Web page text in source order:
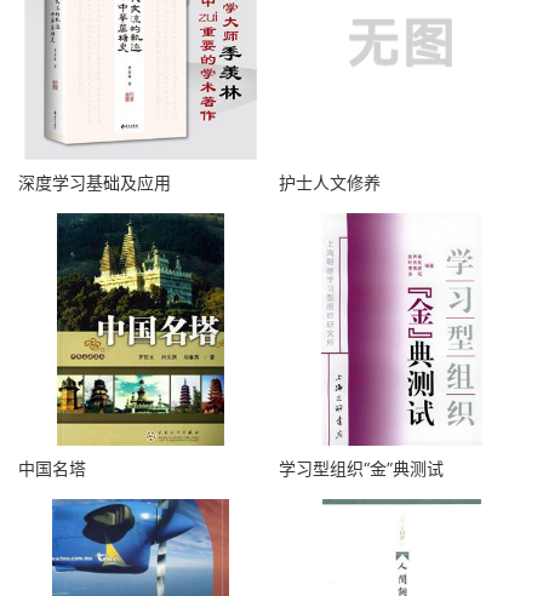
深度学习基础及应用 护士人文修养
中国名塔 学习型组织“金”典测试